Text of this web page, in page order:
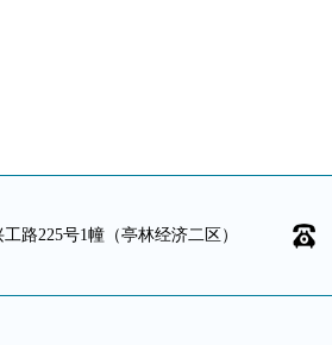
路225号1幢（亭林经济二区）